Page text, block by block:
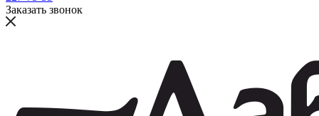
Заказать звонок